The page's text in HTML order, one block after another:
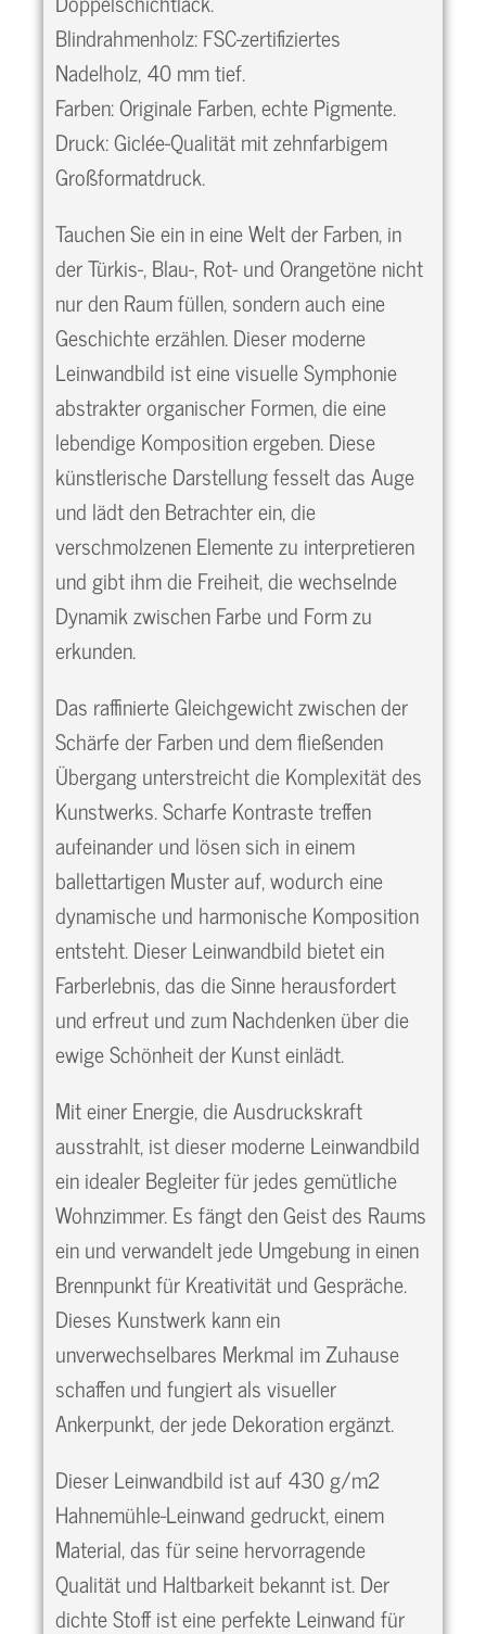
Blindrahmenholz: FSC-zertifiziertes
Nadelholz, 40 mm tief.
Farben: Originale Farben, echte Pigmente.
Druck: Giclée-Qualität mit zehnfarbigem
Großformatdruck.
Tauchen Sie ein in eine Welt der Farben, in
der Türkis-, Blau-, Rot- und Orangetöne nicht
nur den Raum füllen, sondern auch eine
Geschichte erzählen. Dieser moderne
Leinwandbild ist eine visuelle Symphonie
abstrakter organischer Formen, die eine
lebendige Komposition ergeben. Diese
künstlerische Darstellung fesselt das Auge
und lädt den Betrachter ein, die
verschmolzenen Elemente zu interpretieren
und gibt ihm die Freiheit, die wechselnde
Dynamik zwischen Farbe und Form zu
erkunden.
Das raffinierte Gleichgewicht zwischen der
Schärfe der Farben und dem fließenden
Übergang unterstreicht die Komplexität des
Kunstwerks. Scharfe Kontraste treffen
aufeinander und lösen sich in einem
ballettartigen Muster auf, wodurch eine
dynamische und harmonische Komposition
entsteht. Dieser Leinwandbild bietet ein
Farberlebnis, das die Sinne herausfordert
und erfreut und zum Nachdenken über die
ewige Schönheit der Kunst einlädt.
Mit einer Energie, die Ausdruckskraft
ausstrahlt, ist dieser moderne Leinwandbild
ein idealer Begleiter für jedes gemütliche
Wohnzimmer. Es fängt den Geist des Raums
ein und verwandelt jede Umgebung in einen
Brennpunkt für Kreativität und Gespräche.
Dieses Kunstwerk kann ein
unverwechselbares Merkmal im Zuhause
schaffen und fungiert als visueller
Ankerpunkt, der jede Dekoration ergänzt.
Dieser Leinwandbild ist auf 430 g/m2
Hahnemühle-Leinwand gedruckt, einem
Material, das für seine hervorragende
Qualität und Haltbarkeit bekannt ist. Der
dichte Stoff ist eine perfekte Leinwand für